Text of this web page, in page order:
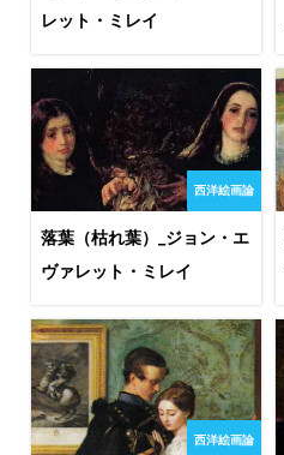
レット・ミレイ
西洋絵画論
落葉（枯れ葉）_ジョン・エ
ヴァレット・ミレイ
西洋絵画論